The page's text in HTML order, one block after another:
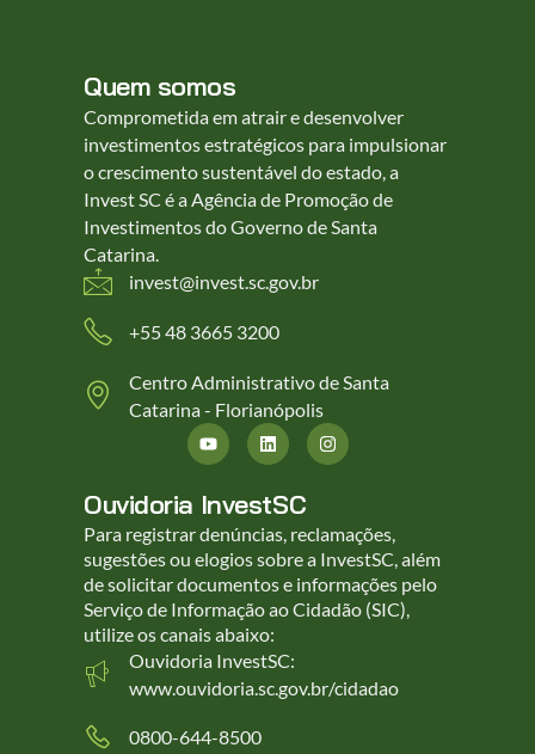
Quem somos
Comprometida em atrair e desenvolver
investimentos estratégicos para impulsionar
o crescimento sustentável do estado, a
Invest SC é a Agência de Promoção de
Investimentos do Governo de Santa
Catarina.
invest@invest.sc.gov.br
+55 48 3665 3200
Centro Administrativo de Santa
Catarina - Florianópolis
Ouvidoria InvestSC
Para registrar denúncias, reclamações,
sugestões ou elogios sobre a InvestSC, além
de solicitar documentos e informações pelo
Serviço de Informação ao Cidadão (SIC),
utilize os canais abaixo:
Ouvidoria InvestSC:
www.ouvidoria.sc.gov.br/cidadao
0800-644-8500